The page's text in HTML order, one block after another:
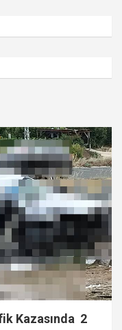
Kazasında 2